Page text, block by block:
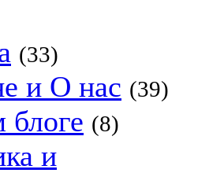
(33)
и О нас (39)
(8)
и